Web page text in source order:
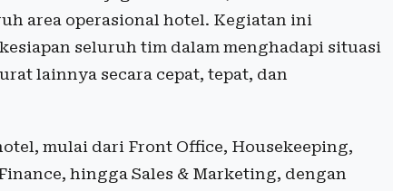
area operasional hotel. Kegiatan ini
seluruh tim dalam menghadapi situasi
lainnya secara cepat, tepat, dan
mulai dari Front Office, Housekeeping,
hingga Sales & Marketing, dengan